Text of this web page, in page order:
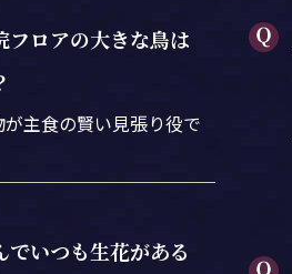
フロアの大きな鳥は
が主食の賢い見張り役で
でいつも生花がある